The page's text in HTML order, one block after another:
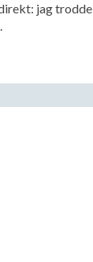
jag trodde